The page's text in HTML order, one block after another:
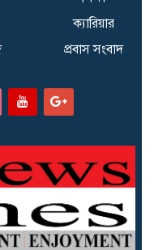
ক্যারিয়ার
প্রবাস সংবাদ